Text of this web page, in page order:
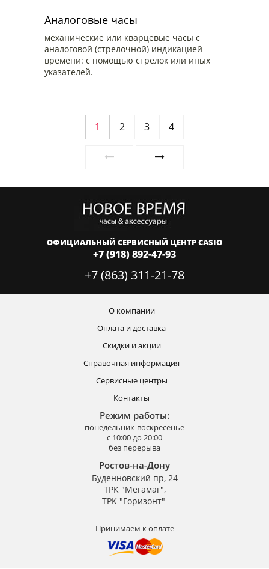
Аналоговые часы
механические или кварцевые часы с
аналоговой (стрелочной) индикацией
времени: с помощью стрелок или иных
указателей.
1 2 3 4
ОФИЦИАЛЬНЫЙ СЕРВИСНЫЙ ЦЕНТР CASIO
+7 (918) 892-47-93
+7 (863) 311-21-78
О компании
Оплата и доставка
Скидки и акции
Справочная информация
Сервисные центры
Контакты
Режим работы:
понедельник-воскресенье
с 10:00 до 20:00
без перерыва
Ростов-на-Дону
Буденновский пр, 24
ТРК "Мегамаг",
ТРК "Горизонт"
Принимаем к оплате